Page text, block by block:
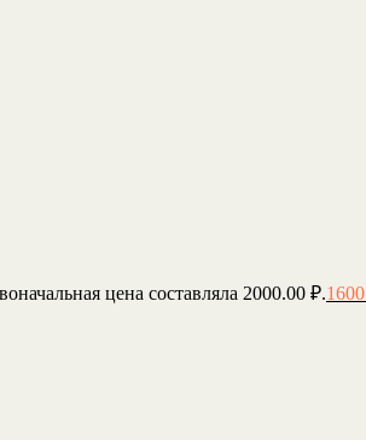
цена составляла 2000.00 ₽.